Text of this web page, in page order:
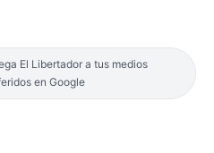
El Libertador a tus medios
en Google